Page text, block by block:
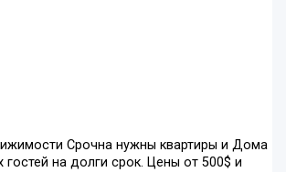
Срочна нужны квартиры и Дома
гостей на долги срок. Цены от 500$ и